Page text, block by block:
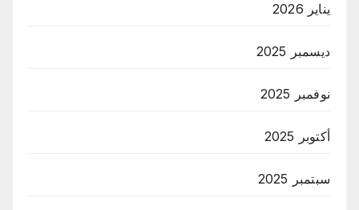
يناير 2026
ديسمبر 2025
نوفمبر 2025
أكتوبر 2025
سبتمبر 2025